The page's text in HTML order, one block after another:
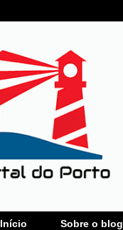
Início Sobre o blog